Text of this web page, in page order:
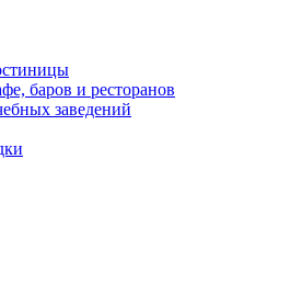
баров и ресторанов
заведений